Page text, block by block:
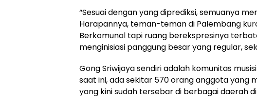
“Sesuai dengan yang diprediksi, semuanya
Harapannya, teman-teman di Palembang
Berkomunal tapi ruang berekspresinya
menginisiasi panggung besar yang regular,
Gong Sriwijaya sendiri adalah komunitas
saat ini, ada sekitar 570 orang anggota yang
yang kini sudah tersebar di berbagai daerah